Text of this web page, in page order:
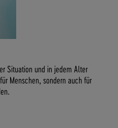
Situation und in jedem Alter
Menschen, sondern auch für